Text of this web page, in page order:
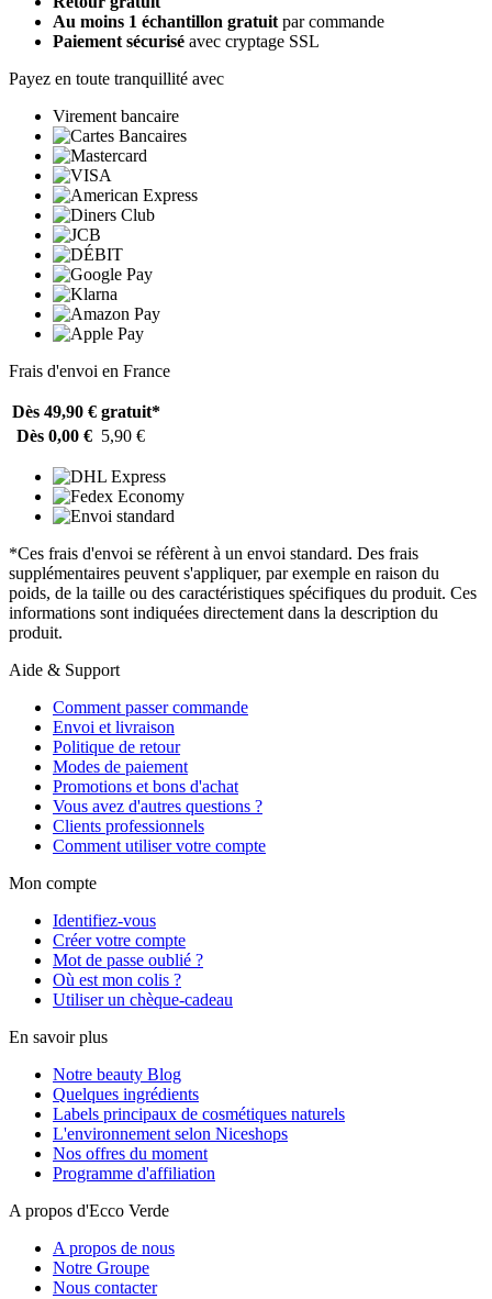
Au moins 1 échantillon gratuit par commande
Paiement sécurisé avec cryptage SSL
Payez en toute tranquillité avec
Virement bancaire
Frais d'envoi en France
Dès 49,90 € gratuit*
Dès 0,00 € 5,90 €
*Ces frais d'envoi se réfèrent à un envoi standard. Des frais
supplémentaires peuvent s'appliquer, par exemple en raison du
poids, de la taille ou des caractéristiques spécifiques du produit. Ces
informations sont indiquées directement dans la description du
produit.
Aide & Support
Comment passer commande
Envoi et livraison
Politique de retour
Modes de paiement
Promotions et bons d'achat
Vous avez d'autres questions ?
Clients professionnels
Comment utiliser votre compte
Mon compte
Identifiez-vous
Créer votre compte
Mot de passe oublié ?
Où est mon colis ?
Utiliser un chèque-cadeau
En savoir plus
Notre beauty Blog
Quelques ingrédients
Labels principaux de cosmétiques naturels
L'environnement selon Niceshops
Nos offres du moment
Programme d'affiliation
A propos d'Ecco Verde
A propos de nous
Notre Groupe
Nous contacter